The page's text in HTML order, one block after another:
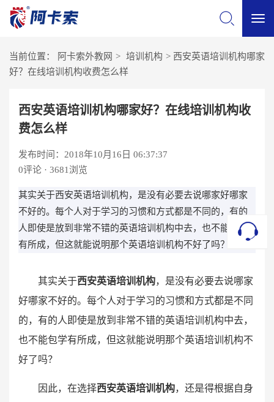
当前位置： 阿卡索外教网 > 培训机构 > 西安英语培训机构哪家
好？在线培训机构收费怎么样
西安英语培训机构哪家好？在线培训机构收
费怎么样
发布时间：2018年10月16日 06:37:37
0评论 · 3681浏览
其实关于西安英语培训机构，是没有必要去说哪家好哪家
不好的。每个人对于学习的习惯和方式都是不同的，有的
人即使是放到非常不错的英语培训机构中去，也不能包学
有所成，但这就能说明那个英语培训机构不好了吗？
其实关于西安英语培训机构，是没有必要去说哪家
好哪家不好的。每个人对于学习的习惯和方式都是不同
的，有的人即使是放到非常不错的英语培训机构中去，
也不能包学有所成，但这就能说明那个英语培训机构不
好了吗？
因此，在选择西安英语培训机构，还是得根据自身